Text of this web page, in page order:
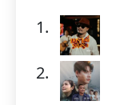
1.
2.